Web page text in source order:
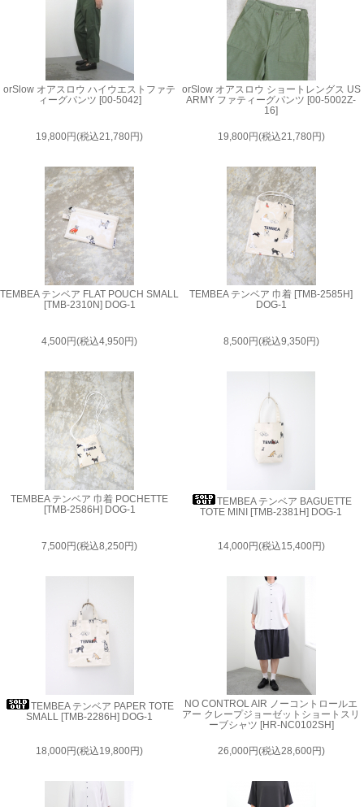
orSlow オアスロウ ハイウエストファテ
ィーグパンツ [00-5042]
19,800円(税込21,780円)
orSlow オアスロウ ショートレングス US
ARMY ファティーグパンツ [00-5002Z-
16]
19,800円(税込21,780円)
TEMBEA テンベア FLAT POUCH SMALL
[TMB-2310N] DOG-1
4,500円(税込4,950円)
TEMBEA テンベア 巾着 [TMB-2585H]
DOG-1
8,500円(税込9,350円)
TEMBEA テンベア 巾着 POCHETTE
[TMB-2586H] DOG-1
7,500円(税込8,250円)
TEMBEA テンベア BAGUETTE
TOTE MINI [TMB-2381H] DOG-1
14,000円(税込15,400円)
TEMBEA テンベア PAPER TOTE
SMALL [TMB-2286H] DOG-1
18,000円(税込19,800円)
NO CONTROL AIR ノーコントロールエ
アー クレープジョーゼットショートスリ
ーブシャツ [HR-NC0102SH]
26,000円(税込28,600円)